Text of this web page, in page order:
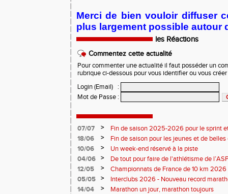
Merci de bien vouloir diffuser
plus largement possible autour
les Réactions
Commentez cette actualité
Pour commenter une actualité il faut posséder un
rubrique ci-dessous pour vous identifier ou vous
Login (Email)
:
Mot de Passe :
07/07 >
Fin de saison 2025-2026 pour le sprint
18/06
>
Fin de saison pour les jeunes et de
10/06
>
Un week-end réservé à la piste
04/06
>
De tout pour faire de l'athlétisme de
monde souriant
12/05 >
Championnats de France de 10 km
Soirées piste
05/05 >
Interclubs 2026 - Nouveau record
résultats
14/04 >
Marathon un jour, marathon toujours